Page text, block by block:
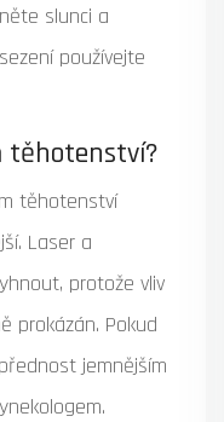
slunci a
používejte
těhotenství?
těhotenství
Laser a
protože vliv
prokázán. Pokud
jemnějším